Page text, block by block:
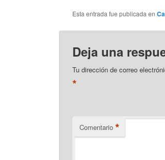
Esta entrada fue publicada en
Deja una
Tu dirección de correo
*
Comentario *